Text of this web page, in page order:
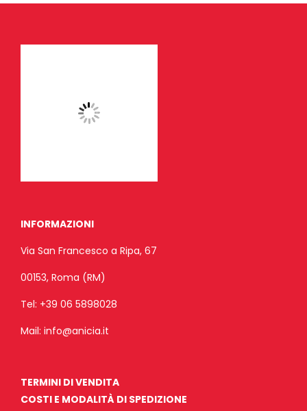
INFORMAZIONI
Via San Francesco a Ripa, 67
00153, Roma (RM)
Tel: +39 06 5898028
Mail: info@anicia.it
TERMINI DI VENDITA
COSTI E MODALITÀ DI SPEDIZIONE